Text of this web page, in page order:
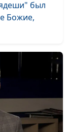
#72
#70
#69
#67
был
Божие,